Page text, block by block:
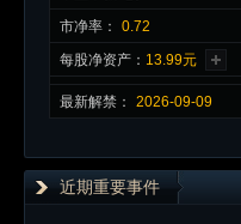
市净率：
0.72
每股净资产： 13.99元
最新解禁 ： 2026-09-09
近期重要事件